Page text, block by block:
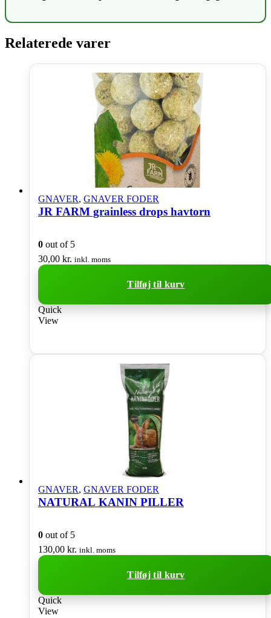
Relaterede varer
GNAVER, GNAVER FODER
JR FARM grainless drops havtorn
0 out of 5
30,00 kr. inkl. moms
Tilføj til kurv
Quick
View
GNAVER, GNAVER FODER
NATURAL KANIN PILLER
0 out of 5
130,00 kr. inkl. moms
Tilføj til kurv
Quick
View